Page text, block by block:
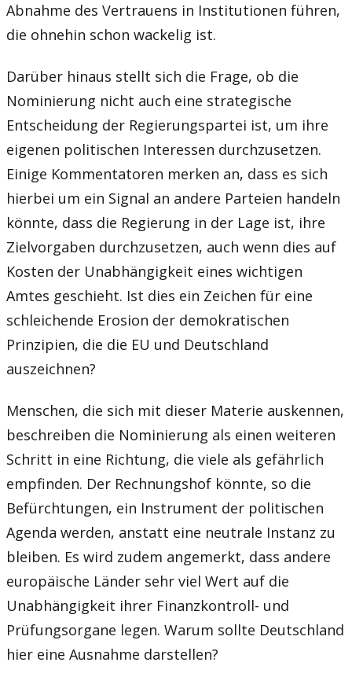
Abnahme des Vertrauens in Institutionen führen,
die ohnehin schon wackelig ist.
Darüber hinaus stellt sich die Frage, ob die
Nominierung nicht auch eine strategische
Entscheidung der Regierungspartei ist, um ihre
eigenen politischen Interessen durchzusetzen.
Einige Kommentatoren merken an, dass es sich
hierbei um ein Signal an andere Parteien handeln
könnte, dass die Regierung in der Lage ist, ihre
Zielvorgaben durchzusetzen, auch wenn dies auf
Kosten der Unabhängigkeit eines wichtigen
Amtes geschieht. Ist dies ein Zeichen für eine
schleichende Erosion der demokratischen
Prinzipien, die die EU und Deutschland
auszeichnen?
Menschen, die sich mit dieser Materie auskennen,
beschreiben die Nominierung als einen weiteren
Schritt in eine Richtung, die viele als gefährlich
empfinden. Der Rechnungshof könnte, so die
Befürchtungen, ein Instrument der politischen
Agenda werden, anstatt eine neutrale Instanz zu
bleiben. Es wird zudem angemerkt, dass andere
europäische Länder sehr viel Wert auf die
Unabhängigkeit ihrer Finanzkontroll- und
Prüfungsorgane legen. Warum sollte Deutschland
hier eine Ausnahme darstellen?